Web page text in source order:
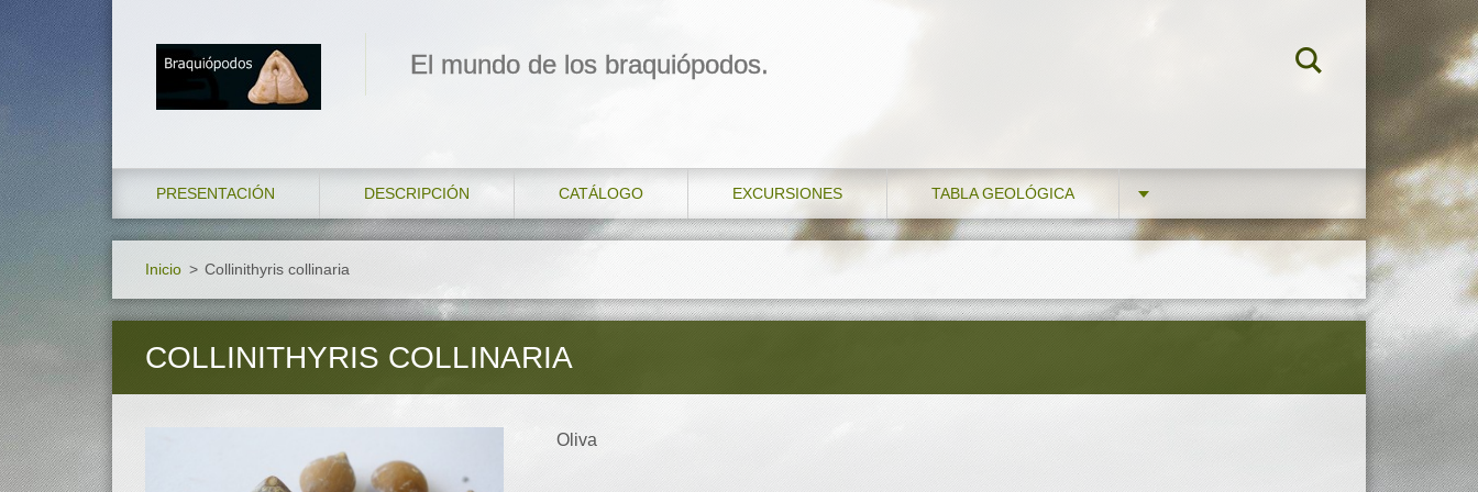
El mundo de los braquiópodos.
PRESENTACIÓN DESCRIPCIÓN CATÁLOGO EXCURSIONES TABLA GEOLÓGICA
Inicio > Collinithyris collinaria
COLLINITHYRIS COLLINARIA
Oliva